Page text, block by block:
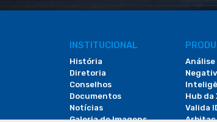
INSTITUCIONAL
História
Diretoria
Conselhos
Documentos
Notícias
Galeria de Imagens
Hub da
Valida
Arbitac